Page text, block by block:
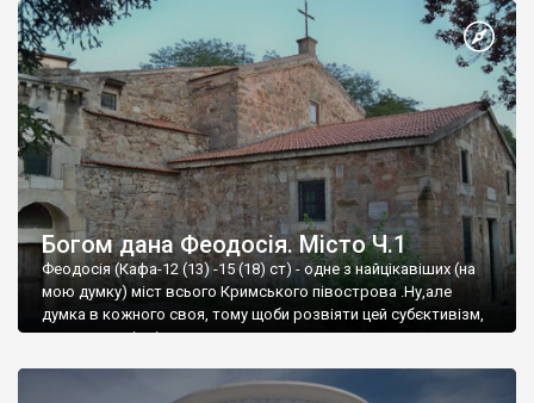
Богом дана Феодосія. Місто Ч.1
Феодосія (Кафа-12 (13) -15 (18) ст) - одне з найцікавіших (на
мою думку) міст всього Кримського півострова .Ну,але
думка в кожного своя, тому щоби розвіяти цей субєктивізм,
запрошую відвідати це